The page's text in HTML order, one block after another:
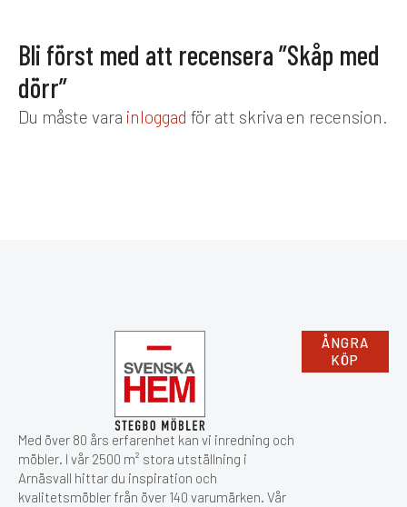
Bli först med att recensera ”Skåp med
dörr”
Du måste vara inloggad för att skriva en recension.
Med över 80 års erfarenhet kan vi inredning och
möbler. I vår 2500 m² stora utställning i
Arnäsvall hittar du inspiration och
kvalitetsmöbler från över 140 varumärken. Vår
ÅNGRA
KÖP